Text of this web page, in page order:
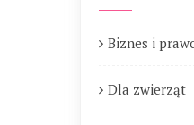
Biznes i
Dla zwierząt